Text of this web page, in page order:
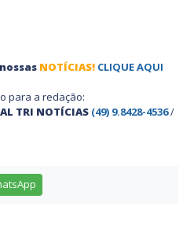
nossas NOTÍCIAS! CLIQUE AQUI
para a redação:
TRI NOTÍCIAS (49) 9.8428-4536/